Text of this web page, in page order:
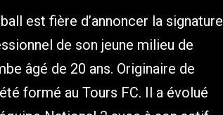
est fière d’annoncer la signature
de son jeune milieu de
âgé de 20 ans. Originaire de
formé au Tours FC. Il a évolué